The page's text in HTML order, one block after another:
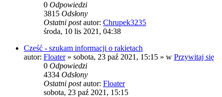
0 Odpowiedzi
3815 Odsłony
Ostatni postautor: Chrupek3235
środa, 10 lis 2021, 04:38
Cześć - szukam informacji o rakietach
autor: Floater» sobota, 23 paź 2021, 15:15 » w Przywitaj się
0 Odpowiedzi
4334 Odsłony
Ostatni postautor: Floater
sobota, 23 paź 2021, 15:15